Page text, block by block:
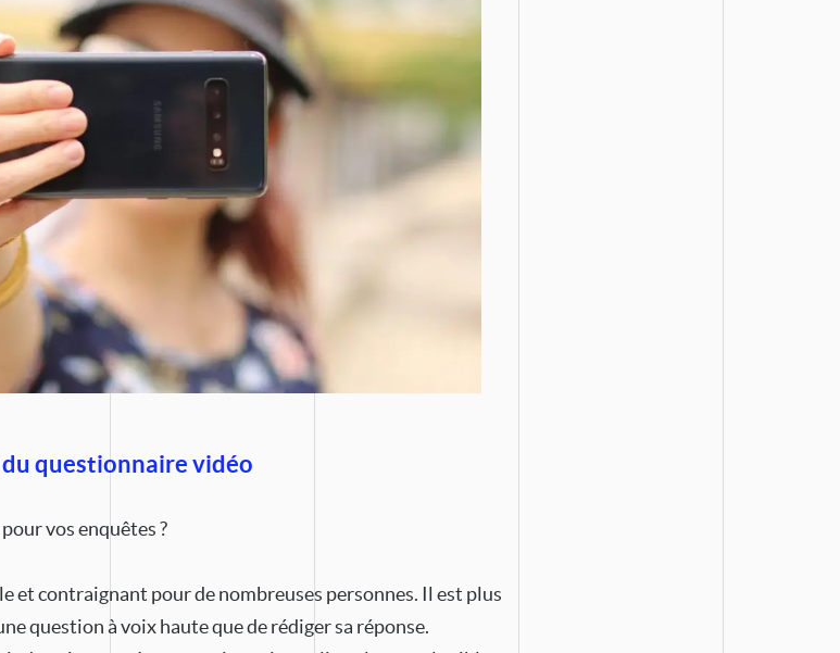
questionnaire vidéo
vos enquêtes ?
et contraignant pour de nombreuses personnes. Il est plus
question à voix haute que de rédiger sa réponse.